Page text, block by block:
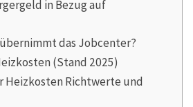
in Bezug auf
das Jobcenter?
(Stand 2025)
Heizkosten Richtwerte und